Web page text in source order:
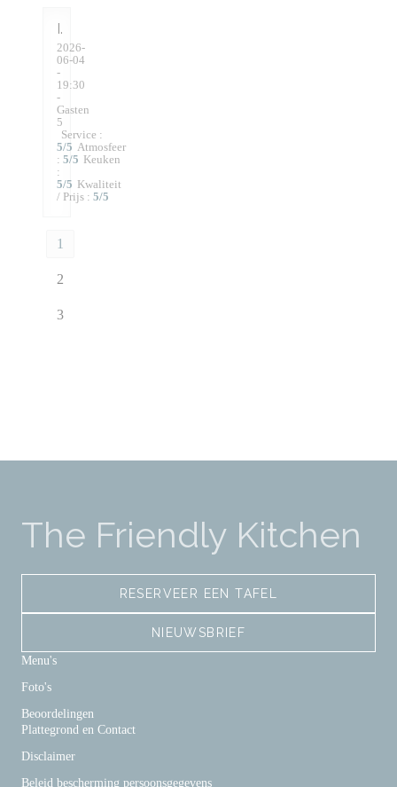
I
2026-
06-04
-
19:30
-
Gasten
5
Service :
5/5 Atmosfeer
: 5/5 Keuken
:
5/5 Kwaliteit
/ Prijs : 5/5
1
2
3
The Friendly Kitchen
RESERVEER EEN TAFEL
NIEUWSBRIEF
Menu's
Foto's
Beoordelingen
Plattegrond en Contact
Disclaimer
Beleid bescherming persoonsgegevens